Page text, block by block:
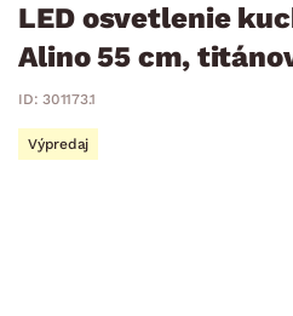
LED osvetlenie
Alino 55 cm,
ID: 301173.1
Výpredaj